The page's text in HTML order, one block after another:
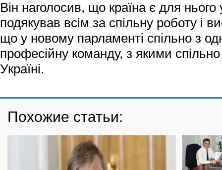
Він наголосив, що країна є для нього
подякував всім за спільну роботу і
що у новому парламенті спільно з
професійну команду, з якими
Україні.
Похожие статьи: